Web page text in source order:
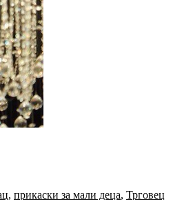
, прикаски за мали деца, Трговец